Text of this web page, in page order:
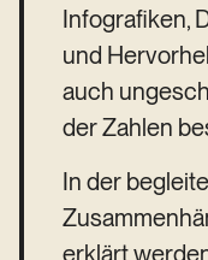
Infografiken,
und
auch
der Zahlen
In der
erklärt